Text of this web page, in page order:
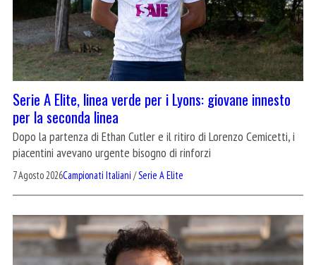
Serie A Elite, linea verde per i Lyons: giovane innesto
per la seconda linea
Dopo la partenza di Ethan Cutler e il ritiro di Lorenzo Cemicetti, i
piacentini avevano urgente bisogno di rinforzi
7 Agosto 2026Campionati Italiani /Serie A Elite